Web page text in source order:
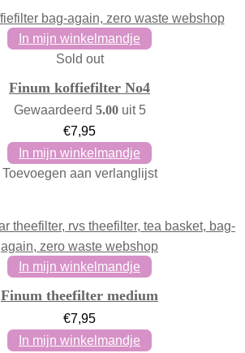
In mijn winkelmandje
Sold out
Finum koffiefilter No4
Gewaardeerd 5.00uit 5
€7,95
In mijn winkelmandje
Toevoegen aan verlanglijst
In mijn winkelmandje
Finum theefilter medium
€7,95
In mijn winkelmandje